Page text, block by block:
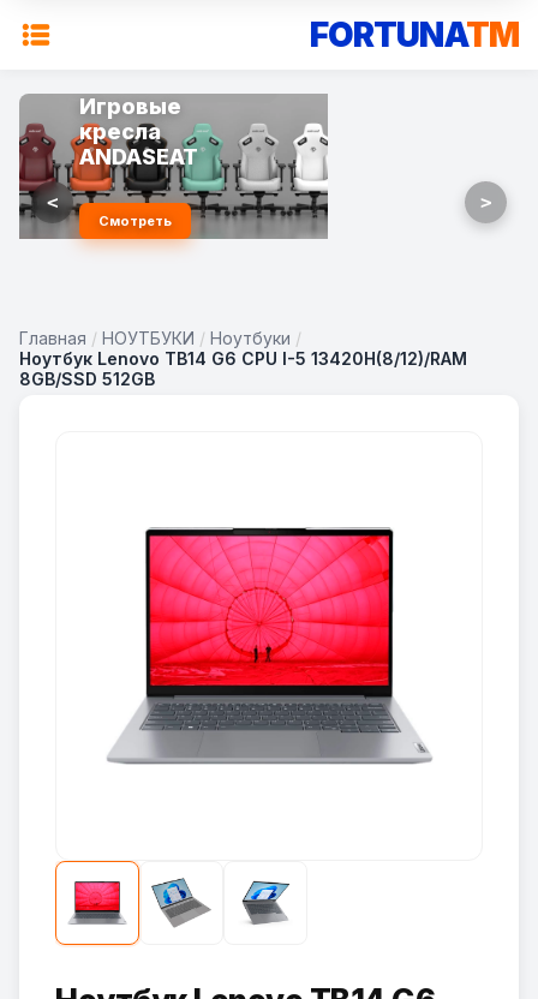
FORTUNATM
Игровые
кресла
ANDASEAT
Смотреть
Смартфоны
Новинки
2025
Выбрать
< >
Главная / НОУТБУКИ / Ноутбуки /
Ноутбук Lenovo TB14 G6 CPU I-5 13420H(8/12)/RAM
8GB/SSD 512GB